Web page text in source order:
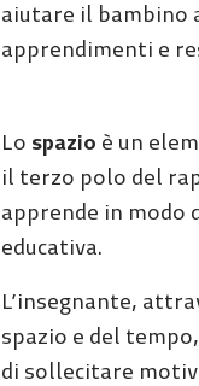
aiutare il bambino
apprendimenti e
Lo spazio è un
il terzo polo del
apprende in modo
educativa.
L’insegnante,
spazio e del
di sollecitare